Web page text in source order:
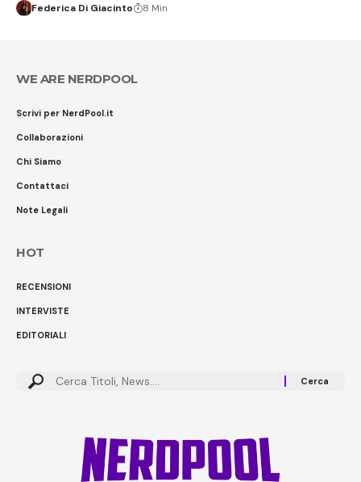
Federica Di Giacinto 8 Min
WE ARE NERDPOOL
Scrivi per NerdPool.it
Collaborazioni
Chi Siamo
Contattaci
Note Legali
HOT
RECENSIONI
INTERVISTE
EDITORIALI
Cerca: